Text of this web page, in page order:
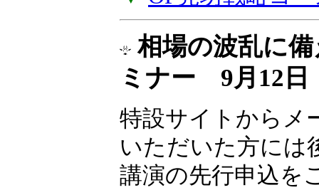
▼ OP売坊戦略コ
相場の波乱に
ミナー 9月12日
特設サイトからメ
いただいた方には